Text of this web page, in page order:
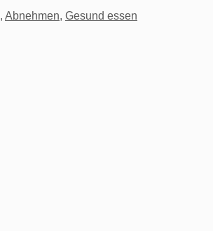
, Abnehmen, Gesund essen